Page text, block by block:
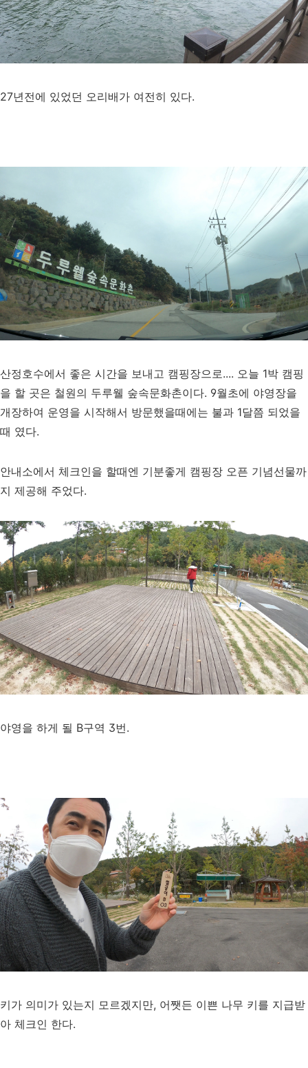
27년전에 있었던 오리배가 여전히 있다.
산정호수에서 좋은 시간을 보내고 캠핑장으로.... 오늘 1박 캠핑
을 할 곳은 철원의 두루웰 숲속문화촌이다. 9월초에 야영장을
개장하여 운영을 시작해서 방문했을때에는 불과 1달쯤 되었을
때 였다.
안내소에서 체크인을 할때엔 기분좋게 캠핑장 오픈 기념선물까
지 제공해 주었다.
야영을 하게 될 B구역 3번.
키가 의미가 있는지 모르겠지만, 어쨋든 이쁜 나무 키를 지급받
아 체크인 한다.